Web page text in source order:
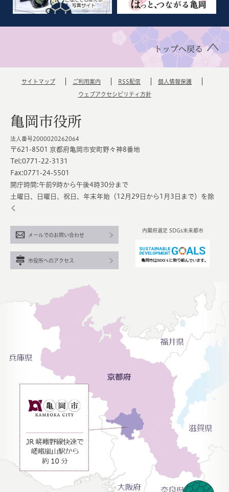
トップへ戻る
サイトマップ ご利用案内 RSS配信 個人情報保護
ウェブアクセシビリティ方針
亀岡市役所
法人番号2000020262064
〒621-8501 京都府亀岡市安町野々神8番地
Tel:0771-22-3131
Fax:0771-24-5501
開庁時間:午前9時から午後4時30分まで
土曜日、日曜日、祝日、年末年始（12月29日から1月3日まで）を除
く
内閣府選定 SDGs未来都市
メールでのお問い合わせ
市役所へのアクセス